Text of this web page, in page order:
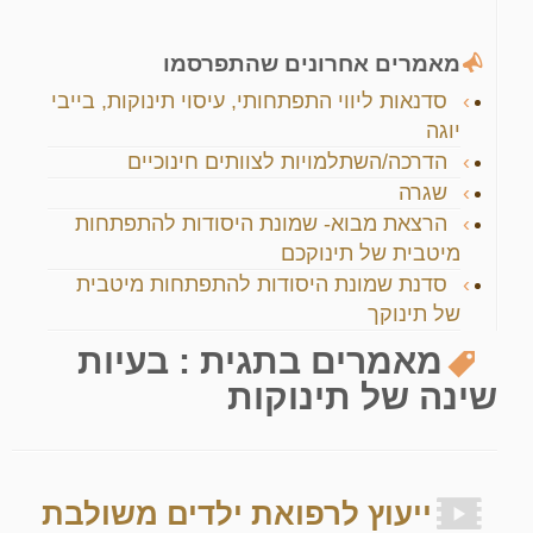
מאמרים אחרונים שהתפרסמו
סדנאות ליווי התפתחותי, עיסוי תינוקות, בייבי
יוגה
הדרכה/השתלמויות לצוותים חינוכיים
שגרה
הרצאת מבוא- שמונת היסודות להתפתחות
מיטבית של תינוקכם
סדנת שמונת היסודות להתפתחות מיטבית
של תינוקך
מאמרים בתגית : בעיות
שינה של תינוקות
ייעוץ לרפואת ילדים משולבת